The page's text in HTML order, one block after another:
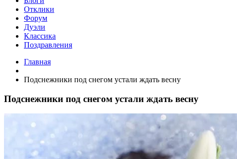
Отклики
Форум
Дуэли
Классика
Поздравления
Главная
Подснежники под снегом устали ждать весну
Подснежники под снегом устали ждать весну